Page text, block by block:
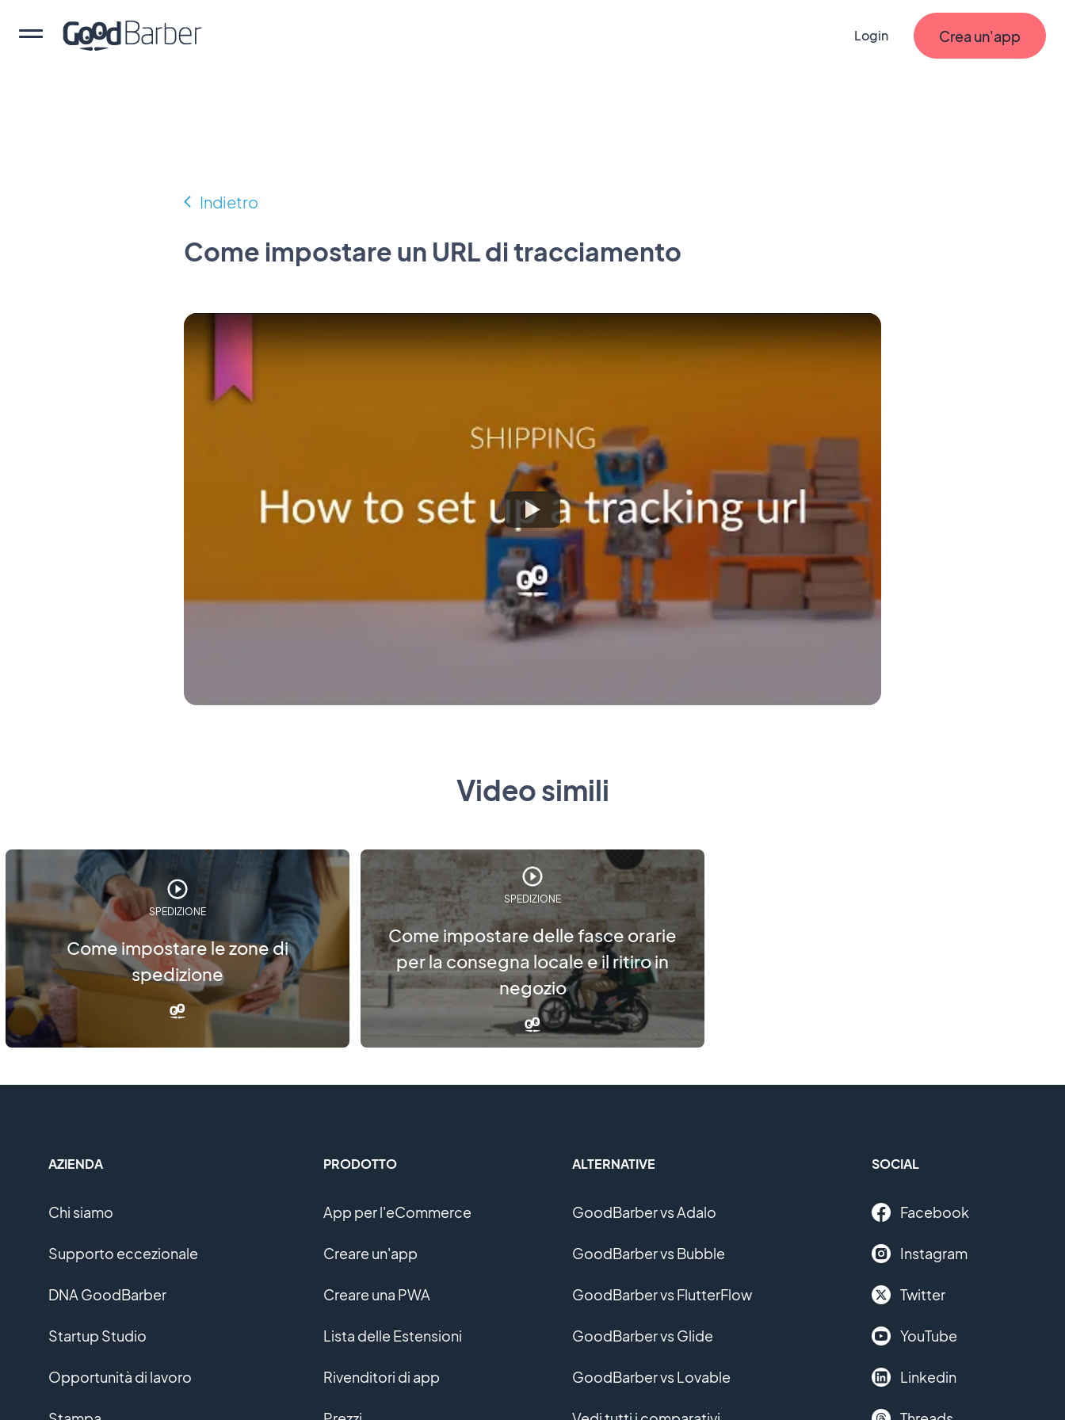
Login Crea un'app
Indietro
Come impostare un URL di tracciamento
Video simili
SPEDIZIONE
Come impostare le zone di
spedizione
SPEDIZIONE
Come impostare delle fasce orarie
per la consegna locale e il ritiro in
negozio
AZIENDA
Chi siamo
Supporto eccezionale
DNA GoodBarber
Startup Studio
Opportunità di lavoro
PRODOTTO
App per l'eCommerce
Creare un'app
Creare una PWA
Lista delle Estensioni
Rivenditori di app
ALTERNATIVE
GoodBarber vs Adalo
GoodBarber vs Bubble
GoodBarber vs FlutterFlow
GoodBarber vs Glide
GoodBarber vs Lovable
SOCIAL
Facebook
Instagram
Twitter
YouTube
Linkedin